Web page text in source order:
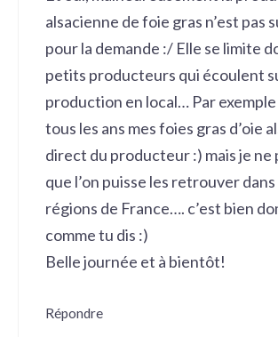
alsacienne de foie gras n’est pas
pour la demande :/ Elle se limite
petits producteurs qui écoulent
production en local… Par exemple
tous les ans mes foies gras d’oie
direct du producteur :) mais je ne
que l’on puisse les retrouver dans
régions de France…. c’est bien
comme tu dis :)
Belle journée et à bientôt!
Répondre